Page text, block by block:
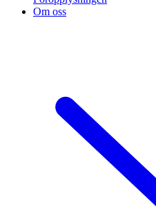
Om oss